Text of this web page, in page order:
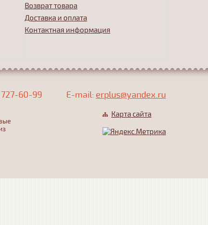
Возврат товара
Доставка и оплата
Контактная информация
60-99 Е-mail: erplus@yandex.ru
Карта сайта